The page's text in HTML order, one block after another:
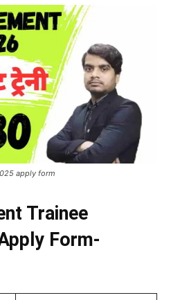
apply form
Trainee
Form-